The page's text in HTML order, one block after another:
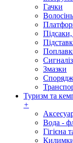
Гачки
Змазки
Туризм та
+
Вода -
Гігієна